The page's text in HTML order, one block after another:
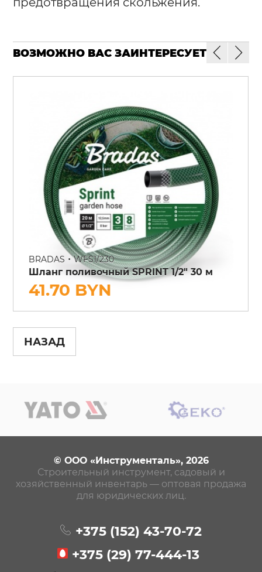
ВОЗМОЖНО ВАС ЗАИНТЕРЕСУЕТ
BRADAS •WFS1/230
Шланг поливочный SPRINT 1/2" 30 м
41.70 BYN
НАЗАД
© ООО «Инструменталь», 2026
Строительный инструмент, садовый и
хозяйственный инвентарь — оптовая продажа
для юридических лиц.
+375 (152) 43-70-72
+375 (29)77-444-13